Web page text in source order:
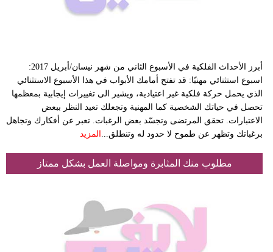
أبرز الأحداث الفلكية في الأسبوع الثاني من شهر نيسان/أبريل 2017:
اسبوع استثنائي مهنيًا: قد تفتح أمامك الأبواب في هذا الأسبوع الاستثنائي
الذي يحمل حركة فلكية غير اعتيادية، ويشير الى تغييرات إيجابية بمعظمها
تحصل في حياتك الشخصية كما المهنية وتجعلك تعيد النظر ببعض
الاعتبارات. تحقق المرتضى وتجسّد بعض الرغبات. تعبر عن أفكارك وتجاهل
برغباتك وتظهر عن طموح لا حدود له وتنطلق...
المزيد
مطلوب منك المثابرة ومواصلة العمل بشكل ممتاز